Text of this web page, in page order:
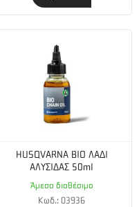
HUSQVARNA BIO ΛΑΔΙ
ΑΛΥΣΙΔΑΣ 50ml
Άμεσα διαθέσιμο
Κωδ.: 03936